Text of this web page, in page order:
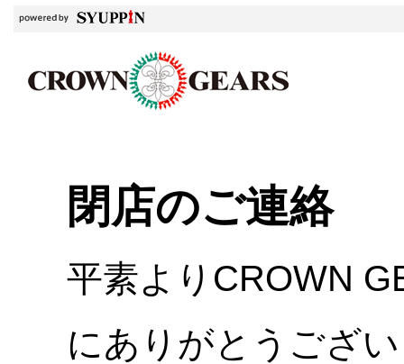
閉店のご連絡
平素よりCROWN
にありがとうござ